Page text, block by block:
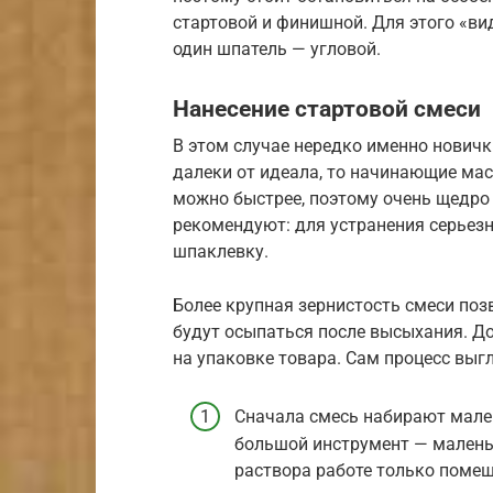
стартовой и финишной. Для этого
один шпатель — угловой.
Нанесение стартовой смеси
В этом случае нередко именно
далеки от идеала, то начинающие
можно быстрее, поэтому очень
рекомендуют: для устранения
шпаклевку.
Более крупная зернистость смеси
будут осыпаться после высыхания.
на упаковке товара. Сам процесс
Сначала смесь набирают
большой инструмент —
раствора работе только